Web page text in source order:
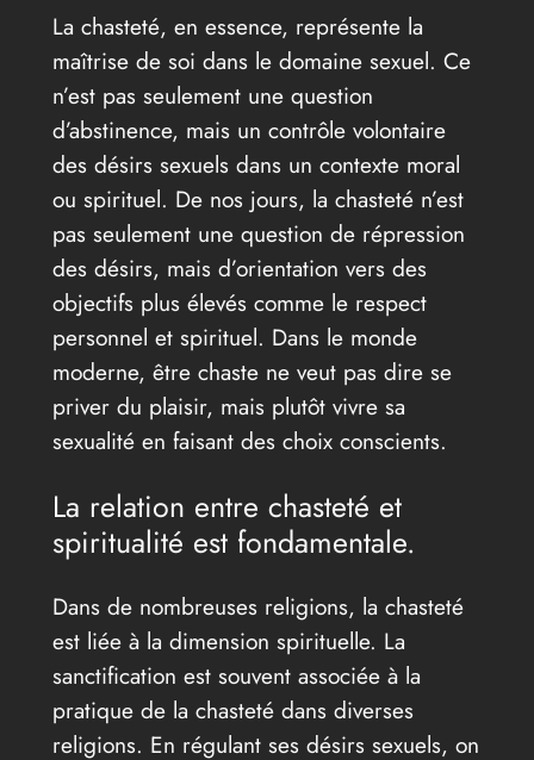
La chasteté, en essence, représente la
maîtrise de soi dans le domaine sexuel. Ce
n’est pas seulement une question
d’abstinence, mais un contrôle volontaire
des désirs sexuels dans un contexte moral
ou spirituel. De nos jours, la chasteté n’est
pas seulement une question de répression
des désirs, mais d’orientation vers des
objectifs plus élevés comme le respect
personnel et spirituel. Dans le monde
moderne, être chaste ne veut pas dire se
priver du plaisir, mais plutôt vivre sa
sexualité en faisant des choix conscients.
La relation entre chasteté et
spiritualité est fondamentale.
Dans de nombreuses religions, la chasteté
est liée à la dimension spirituelle. La
sanctification est souvent associée à la
pratique de la chasteté dans diverses
religions. En régulant ses désirs sexuels, on